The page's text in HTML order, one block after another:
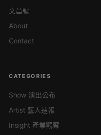
文昌號
About
Contact
CATEGORIES
Show 演出公布
Artist 藝人速報
Insight 產業觀察